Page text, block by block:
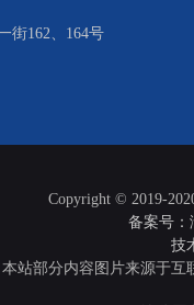
街162、164号
Copyright © 2019-
备案号：
技
站部分内容图片来源于